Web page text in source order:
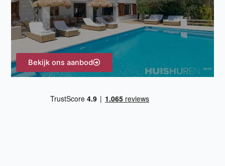
r
:
Bekijk ons aanbod